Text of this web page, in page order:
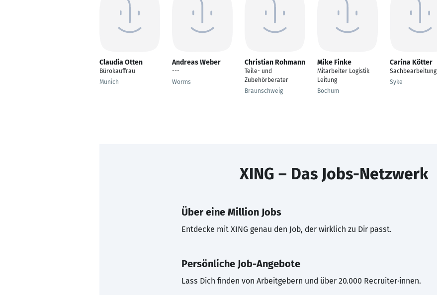
Claudia Otten
Bürokauffrau
Munich
Andreas Weber
---
Worms
Christian Rohmann
Teile- und
Zubehörberater
Braunschweig
Mike Finke
Mitarbeiter Logistik
Leitung
Bochum
Carina Kötter
Sachbearbeitung
Syke
XING – Das Jobs-Netzwerk
Über eine Million Jobs
Entdecke mit XING genau den Job, der wirklich zu Dir passt.
Persönliche Job-Angebote
Lass Dich finden von Arbeitgebern und über 20.000 Recruiter·innen.